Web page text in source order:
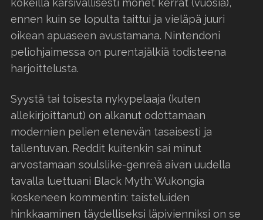
kokeilla kärsivällisesti monet kerrat (vuosia),
ennen kuin se lopulta taittui ja vieläpä juuri
oikean apuaseen avustamana. Nintendoni
peliohjaimessa on purentajälkiä todisteena
harjoittelusta.
Syystä tai toisesta nykypelaaja (kuten
allekirjoittanut) on alkanut odottamaan
modernien pelien etenevän tasaisesti ja
tallentuvan. Reddit kuitenkin sai minut
arvostamaan soulslike-genreä aivan uudella
tavalla luettuani Black Myth: Wukongia
koskeneen kommentin: taisteluiden
hinkkaaminen täydelliseksi läpivienniksi on se